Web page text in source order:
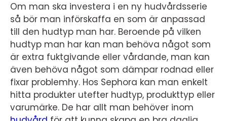
Om man ska investera i en ny hudvårdsserie
så bör man införskaffa en som är anpassad
till den hudtyp man har. Beroende på vilken
hudtyp man har kan man behöva något som
är extra fuktgivande eller vårdande, man kan
även behöva något som dämpar rodnad eller
fixar problemhy. Hos Sephora kan man enkelt
hitta produkter utefter hudtyp, produkttyp eller
varumärke. De har allt man behöver inom